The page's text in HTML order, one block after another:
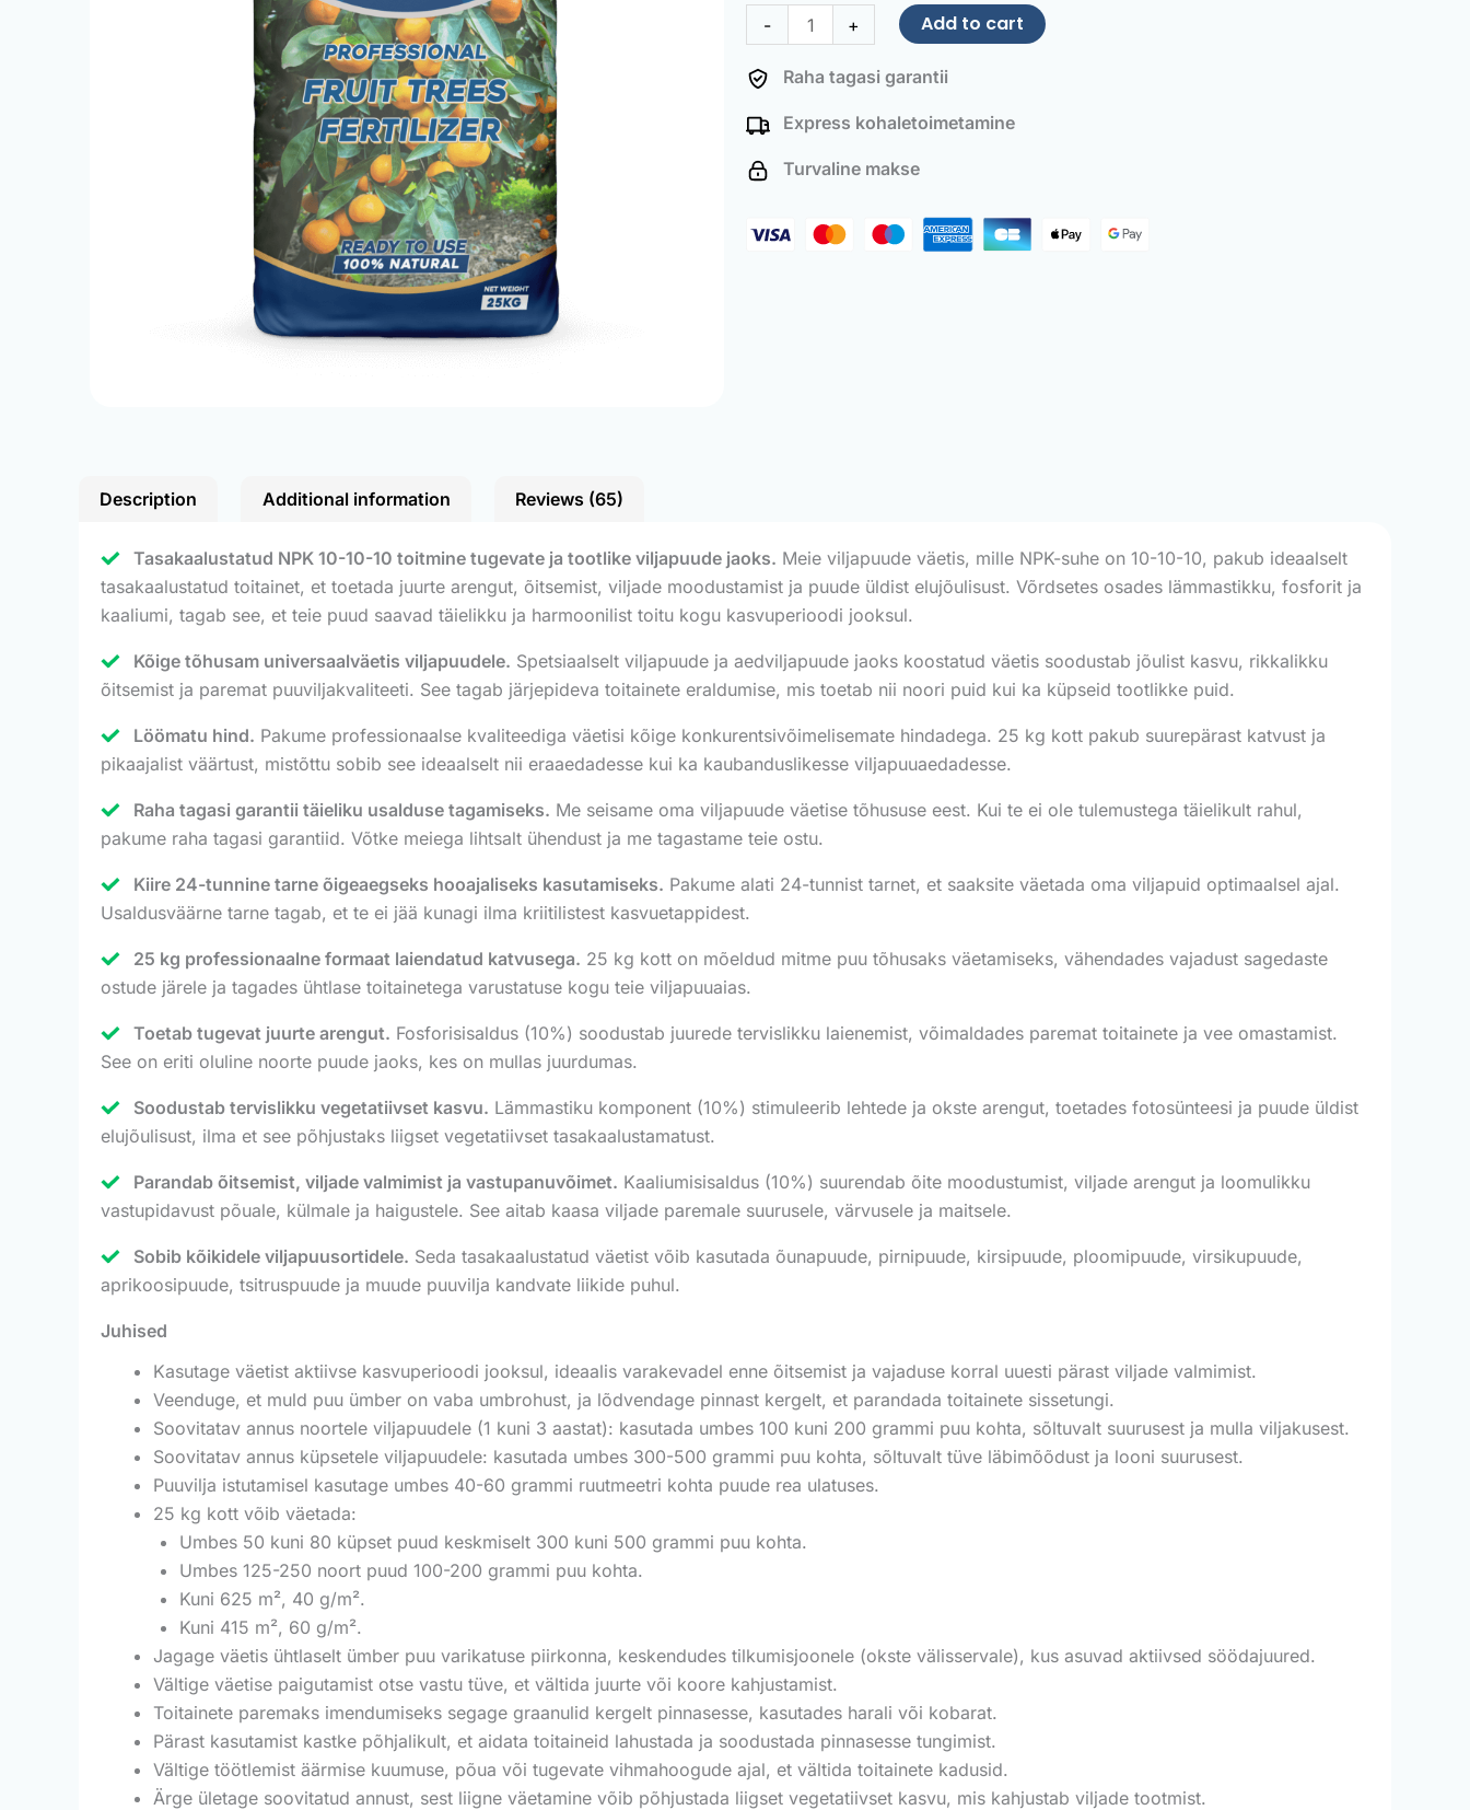
-
Fruit
Trees
Fertilizer
kg
+ Add to cart
Raha tagasi garantii
Express kohaletoimetamine
Turvaline makse
Description Additional information Reviews (65)
Tasakaalustatud NPK 10-10-10 toitmine tugevate ja tootlike viljapuude jaoks. Meie viljapuude väetis, mille NPK-suhe on 10-10-10, pakub ideaalselt
tasakaalustatud toitainet, et toetada juurte arengut, õitsemist, viljade moodustamist ja puude üldist elujõulisust. Võrdsetes osades lämmastikku, fosforit ja
kaaliumi, tagab see, et teie puud saavad täielikku ja harmoonilist toitu kogu kasvuperioodi jooksul.
Kõige tõhusam universaalväetis viljapuudele. Spetsiaalselt viljapuude ja aedviljapuude jaoks koostatud väetis soodustab jõulist kasvu, rikkalikku
õitsemist ja paremat puuviljakvaliteeti. See tagab järjepideva toitainete eraldumise, mis toetab nii noori puid kui ka küpseid tootlikke puid.
Löömatu hind. Pakume professionaalse kvaliteediga väetisi kõige konkurentsivõimelisemate hindadega. 25 kg kott pakub suurepärast katvust ja
pikaajalist väärtust, mistõttu sobib see ideaalselt nii eraaedadesse kui ka kaubanduslikesse viljapuuaedadesse.
Raha tagasi garantii täieliku usalduse tagamiseks. Me seisame oma viljapuude väetise tõhususe eest. Kui te ei ole tulemustega täielikult rahul,
pakume raha tagasi garantiid. Võtke meiega lihtsalt ühendust ja me tagastame teie ostu.
Kiire 24-tunnine tarne õigeaegseks hooajaliseks kasutamiseks. Pakume alati 24-tunnist tarnet, et saaksite väetada oma viljapuid optimaalsel ajal.
Usaldusväärne tarne tagab, et te ei jää kunagi ilma kriitilistest kasvuetappidest.
25 kg professionaalne formaat laiendatud katvusega. 25 kg kott on mõeldud mitme puu tõhusaks väetamiseks, vähendades vajadust sagedaste
ostude järele ja tagades ühtlase toitainetega varustatuse kogu teie viljapuuaias.
Toetab tugevat juurte arengut. Fosforisisaldus (10%) soodustab juurede tervislikku laienemist, võimaldades paremat toitainete ja vee omastamist.
See on eriti oluline noorte puude jaoks, kes on mullas juurdumas.
Soodustab tervislikku vegetatiivset kasvu. Lämmastiku komponent (10%) stimuleerib lehtede ja okste arengut, toetades fotosünteesi ja puude üldist
elujõulisust, ilma et see põhjustaks liigset vegetatiivset tasakaalustamatust.
Parandab õitsemist, viljade valmimist ja vastupanuvõimet. Kaaliumisisaldus (10%) suurendab õite moodustumist, viljade arengut ja loomulikku
vastupidavust põuale, külmale ja haigustele. See aitab kaasa viljade paremale suurusele, värvusele ja maitsele.
Sobib kõikidele viljapuusortidele. Seda tasakaalustatud väetist võib kasutada õunapuude, pirnipuude, kirsipuude, ploomipuude, virsikupuude,
aprikoosipuude, tsitruspuude ja muude puuvilja kandvate liikide puhul.
Juhised
Kasutage väetist aktiivse kasvuperioodi jooksul, ideaalis varakevadel enne õitsemist ja vajaduse korral uuesti pärast viljade valmimist.
Veenduge, et muld puu ümber on vaba umbrohust, ja lõdvendage pinnast kergelt, et parandada toitainete sissetungi.
Soovitatav annus noortele viljapuudele (1 kuni 3 aastat): kasutada umbes 100 kuni 200 grammi puu kohta, sõltuvalt suurusest ja mulla viljakusest.
Soovitatav annus küpsetele viljapuudele: kasutada umbes 300-500 grammi puu kohta, sõltuvalt tüve läbimõõdust ja looni suurusest.
Puuvilja istutamisel kasutage umbes 40-60 grammi ruutmeetri kohta puude rea ulatuses.
25 kg kott võib väetada:
Umbes 50 kuni 80 küpset puud keskmiselt 300 kuni 500 grammi puu kohta.
Umbes 125-250 noort puud 100-200 grammi puu kohta.
Kuni 625 m², 40 g/m².
Kuni 415 m², 60 g/m².
Jagage väetis ühtlaselt ümber puu varikatuse piirkonna, keskendudes tilkumisjoonele (okste välisservale), kus asuvad aktiivsed söödajuured.
Vältige väetise paigutamist otse vastu tüve, et vältida juurte või koore kahjustamist.
Toitainete paremaks imendumiseks segage graanulid kergelt pinnasesse, kasutades harali või kobarat.
Pärast kasutamist kastke põhjalikult, et aidata toitaineid lahustada ja soodustada pinnasesse tungimist.
Vältige töötlemist äärmise kuumuse, põua või tugevate vihmahoogude ajal, et vältida toitainete kadusid.
Ärge ületage soovitatud annust, sest liigne väetamine võib põhjustada liigset vegetatiivset kasvu, mis kahjustab viljade tootmist.